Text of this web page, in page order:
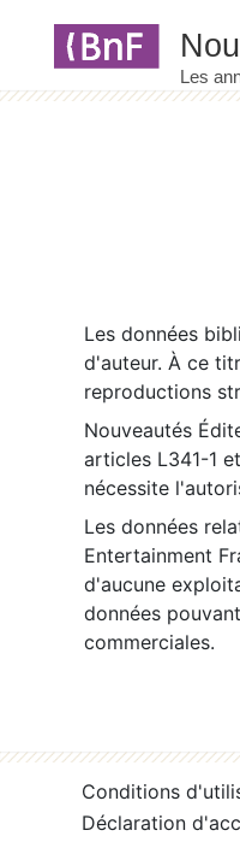
Les données
d'auteur. À ce
reproductions
Nouveautés
articles L341-1
nécessite
Les données
Entertainment
d'aucune
données
commerciales.
Conditions
Déclaration